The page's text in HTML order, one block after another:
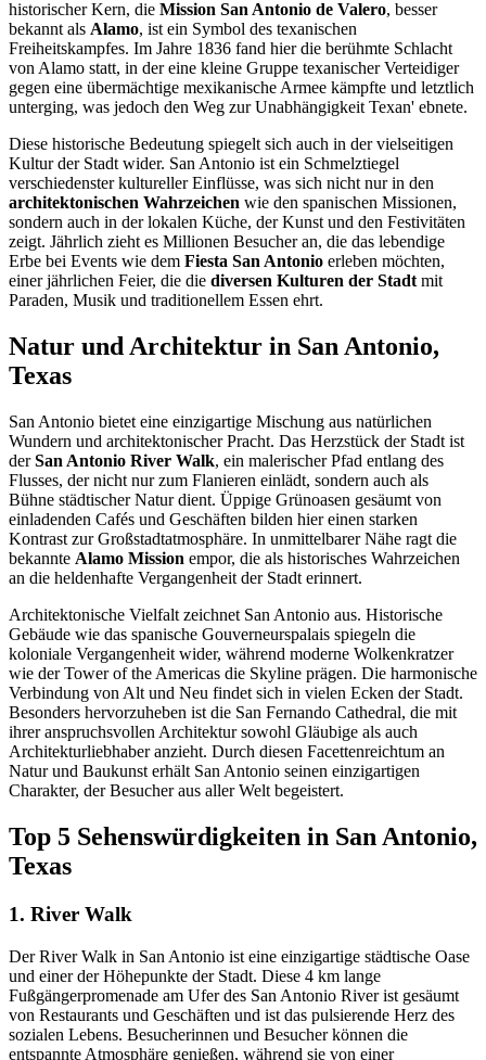
historischer Kern, die Mission San Antonio de Valero, besser
bekannt als Alamo, ist ein Symbol des texanischen
Freiheitskampfes. Im Jahre 1836 fand hier die berühmte Schlacht
von Alamo statt, in der eine kleine Gruppe texanischer Verteidiger
gegen eine übermächtige mexikanische Armee kämpfte und letztlich
unterging, was jedoch den Weg zur Unabhängigkeit Texan' ebnete.
Diese historische Bedeutung spiegelt sich auch in der vielseitigen
Kultur der Stadt wider. San Antonio ist ein Schmelztiegel
verschiedenster kultureller Einflüsse, was sich nicht nur in den
architektonischen Wahrzeichen wie den spanischen Missionen,
sondern auch in der lokalen Küche, der Kunst und den Festivitäten
zeigt. Jährlich zieht es Millionen Besucher an, die das lebendige
Erbe bei Events wie dem Fiesta San Antonio erleben möchten,
einer jährlichen Feier, die die diversen Kulturen der Stadt mit
Paraden, Musik und traditionellem Essen ehrt.
Natur und Architektur in San Antonio,
Texas
San Antonio bietet eine einzigartige Mischung aus natürlichen
Wundern und architektonischer Pracht. Das Herzstück der Stadt ist
derSan Antonio River Walk, ein malerischer Pfad entlang des
Flusses, der nicht nur zum Flanieren einlädt, sondern auch als
Bühne städtischer Natur dient. Üppige Grünoasen gesäumt von
einladenden Cafés und Geschäften bilden hier einen starken
Kontrast zur Großstadtatmosphäre. In unmittelbarer Nähe ragt die
bekannte Alamo Mission empor, die als historisches Wahrzeichen
an die heldenhafte Vergangenheit der Stadt erinnert.
Architektonische Vielfalt zeichnet San Antonio aus. Historische
Gebäude wie das spanische Gouverneurspalais spiegeln die
koloniale Vergangenheit wider, während moderne Wolkenkratzer
wie der Tower of the Americas die Skyline prägen. Die harmonische
Verbindung von Alt und Neu findet sich in vielen Ecken der Stadt.
Besonders hervorzuheben ist die San Fernando Cathedral, die mit
ihrer anspruchsvollen Architektur sowohl Gläubige als auch
Architekturliebhaber anzieht. Durch diesen Facettenreichtum an
Natur und Baukunst erhält San Antonio seinen einzigartigen
Charakter, der Besucher aus aller Welt begeistert.
Top 5 Sehenswürdigkeiten in San Antonio,
Texas
1. River Walk
Der River Walk in San Antonio ist eine einzigartige städtische Oase
und einer der Höhepunkte der Stadt. Diese 4 km lange
Fußgängerpromenade am Ufer des San Antonio River ist gesäumt
von Restaurants und Geschäften und ist das pulsierende Herz des
sozialen Lebens. Besucherinnen und Besucher können die
entspannte Atmosphäre genießen, während sie von einer